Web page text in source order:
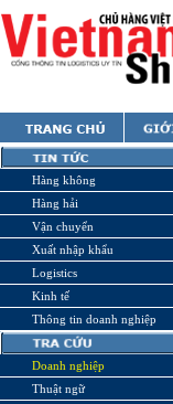
Hàng không
Hàng hải
Vận chuyển
Xuất nhập khẩu
Logistics
Kinh tế
Thông tin doanh nghiệp
Doanh nghiệp
Thuật ngữ